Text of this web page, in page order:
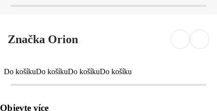
Značka Orion
Do košíkuDo košíkuDo košíkuDo košíku
Objevte více